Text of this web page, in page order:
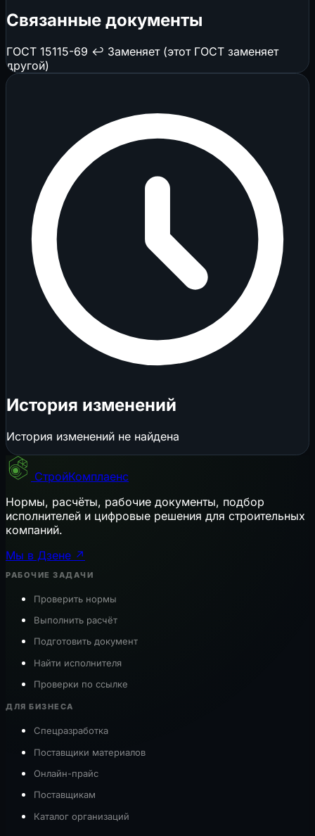
Связанные документы
ГОСТ 15115-69 ↩️ Заменяет (этот ГОСТ заменяет
другой)
История изменений
История изменений не найдена
СтройКомплаенс
Нормы, расчёты, рабочие документы, подбор
исполнителей и цифровые решения для строительных
компаний.
Мы в Дзене ↗
РАБОЧИЕ ЗАДАЧИ
Проверить нормы
Выполнить расчёт
Подготовить документ
Найти исполнителя
Проверки по ссылке
ДЛЯ БИЗНЕСА
Спецразработка
Поставщики материалов
Онлайн-прайс
Поставщикам
Каталог организаций